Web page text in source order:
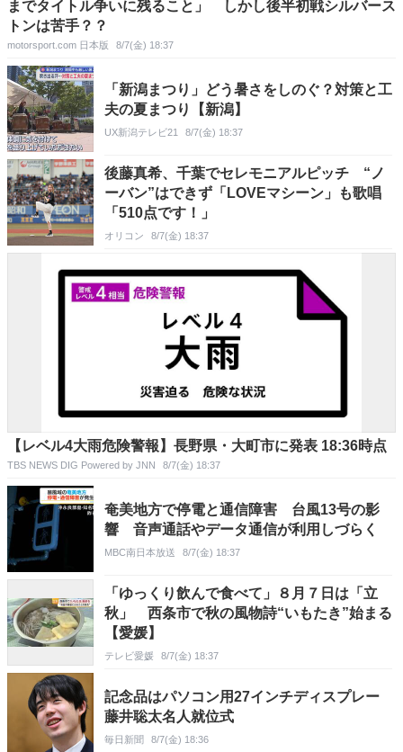
までタイトル争いに残ること」 しかし後半初戦シルバース
トンは苦手？？
motorsport.com 日本版 8/7(金) 18:37
「新潟まつり」どう暑さをしのぐ？対策と工
夫の夏まつり【新潟】
UX新潟テレビ21 8/7(金) 18:37
後藤真希、千葉でセレモニアルピッチ “ノ
ーバン”はできず「LOVEマシーン」も歌唱
「510点です！」
オリコン 8/7(金) 18:37
【レベル4大雨危険警報】長野県・大町市に発表 18:36時点
TBS NEWS DIG Powered by JNN 8/7(金) 18:37
奄美地方で停電と通信障害 台風13号の影
響 音声通話やデータ通信が利用しづらく
MBC南日本放送 8/7(金) 18:37
「ゆっくり飲んで食べて」８月７日は「立
秋」 西条市で秋の風物詩“いもたき”始まる
【愛媛】
テレビ愛媛 8/7(金) 18:37
記念品はパソコン用27インチディスプレー
藤井聡太名人就位式
毎日新聞 8/7(金) 18:36